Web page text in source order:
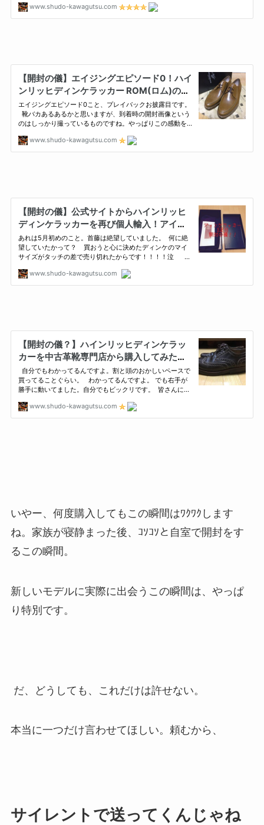
いやー、何度購入してもこの瞬間はﾜｸﾜｸします
ね。家族が寝静まった後、ｺｿｺｿと自室で開封をす
るこの瞬間。
新しいモデルに実際に出会うこの瞬間は、やっぱ
り特別です。
だ、どうしても、これだけは許せない。
本当に一つだけ言わせてほしい。頼むから、
サイレントで送ってくんじゃね